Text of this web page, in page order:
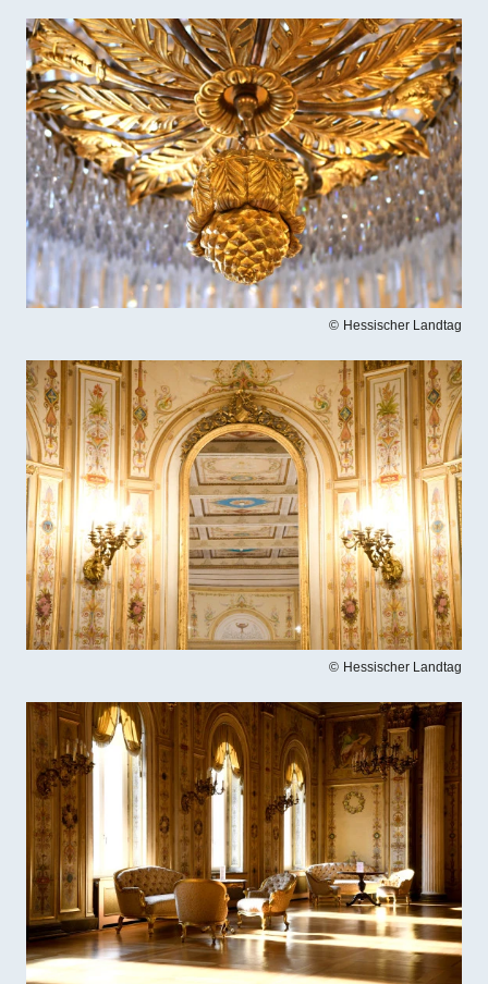
Bilddatei
Hessischer Landtag
Bilddatei
Hessischer Landtag
Bilddatei